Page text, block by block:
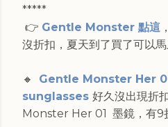
*****
👉 Gentle Monster 點這
沒折扣，夏天到了買了可以
🔸 Gentle Monster Her
sunglasses 好久沒出現折
Monster Her 01 墨鏡，有9